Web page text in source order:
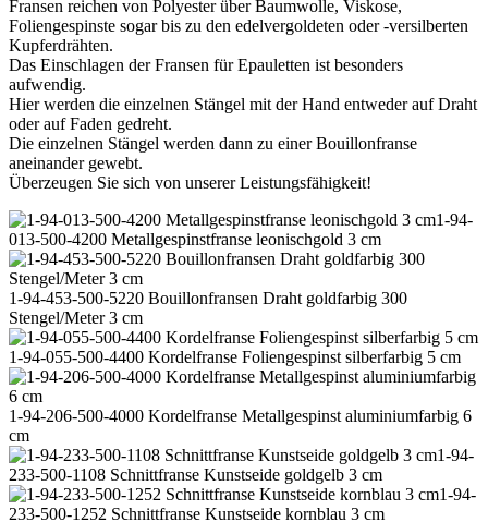
Fransen reichen von Polyester über Baumwolle, Viskose,
Foliengespinste sogar bis zu den edelvergoldeten oder -versilberten
Kupferdrähten.
Das Einschlagen der Fransen für Epauletten ist besonders
aufwendig.
Hier werden die einzelnen Stängel mit der Hand entweder auf Draht
oder auf Faden gedreht.
Die einzelnen Stängel werden dann zu einer Bouillonfranse
aneinander gewebt.
Überzeugen Sie sich von unserer Leistungsfähigkeit!
1-94-
013-500-4200 Metallgespinstfranse leonischgold 3 cm
1-94-453-500-5220 Bouillonfransen Draht goldfarbig 300
Stengel/Meter 3 cm
1-94-055-500-4400 Kordelfranse Foliengespinst silberfarbig 5 cm
1-94-206-500-4000 Kordelfranse Metallgespinst aluminiumfarbig 6
cm
1-94-
233-500-1108 Schnittfranse Kunstseide goldgelb 3 cm
1-94-
233-500-1252 Schnittfranse Kunstseide kornblau 3 cm